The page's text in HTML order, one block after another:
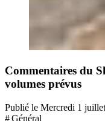
Commentaires du
volumes prévus
Publié le Mercredi 1
# Général